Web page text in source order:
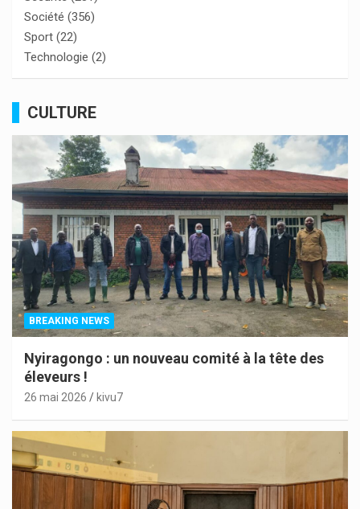
Société (356)
Sport (22)
Technologie (2)
CULTURE
BREAKING NEWS
Nyiragongo : un nouveau comité à la tête des
éleveurs !
26 mai 2026 kivu7